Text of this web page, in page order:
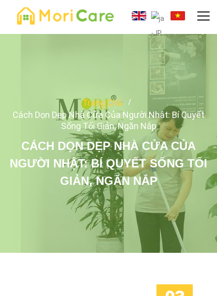
Trang Chủ
Cách Dọn Dẹp Nhà Cửa Của Người Nhật: Bí Quyết
Sống Tối Giản, Ngăn Nắp
CÁCH DỌN DẸP NHÀ CỬA CỦA
NGƯỜI NHẬT: BÍ QUYẾT SỐNG TỐI
GIẢN, NGĂN NẮP